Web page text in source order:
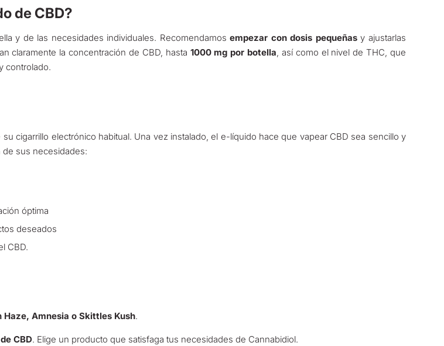
de CBD?
y de las necesidades individuales. Recomendamosempezar con dosis pequeñasy ajustarlas
claramente la concentración de CBD, hasta 1000 mg por botella, así como el nivel de THC, que
controlado.
cigarrillo electrónico habitual. Una vez instalado, el e-líquido hace que vapear CBD sea sencillo y
sus necesidades:
óptima
deseados
CBD.
Haze, Amnesia o Skittles Kush.
CBD. Elige un producto que satisfaga tus necesidades de Cannabidiol.